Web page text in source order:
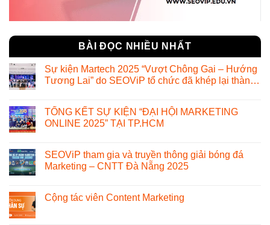
BÀI ĐỌC NHIỀU NHẤT
Sự kiện Martech 2025 “Vượt Chông Gai – Hướng
Tương Lai” do SEOViP tổ chức đã khép lại thành
TỔNG KẾT SỰ KIỆN “ĐẠI HỘI MARKETING
ONLINE 2025” TẠI TP.HCM
SEOViP tham gia và truyền thông giải bóng đá
Marketing – CNTT Đà Nẵng 2025
Cộng tác viên Content Marketing